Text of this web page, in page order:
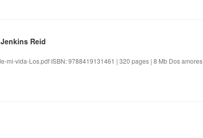
Reid
mi-vida-Los.pdf ISBN: 9788419131461 | 320 pages | 8 Mb Dos amores